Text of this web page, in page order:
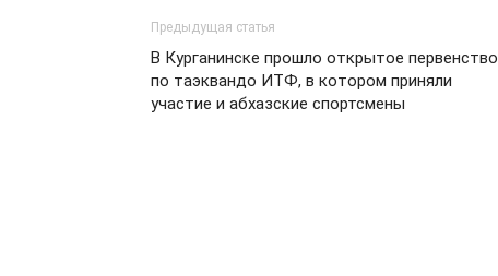
Предыдущая статья
В Курганинске прошло открытое первенство
по таэквандо ИТФ, в котором приняли
участие и абхазские спортсмены